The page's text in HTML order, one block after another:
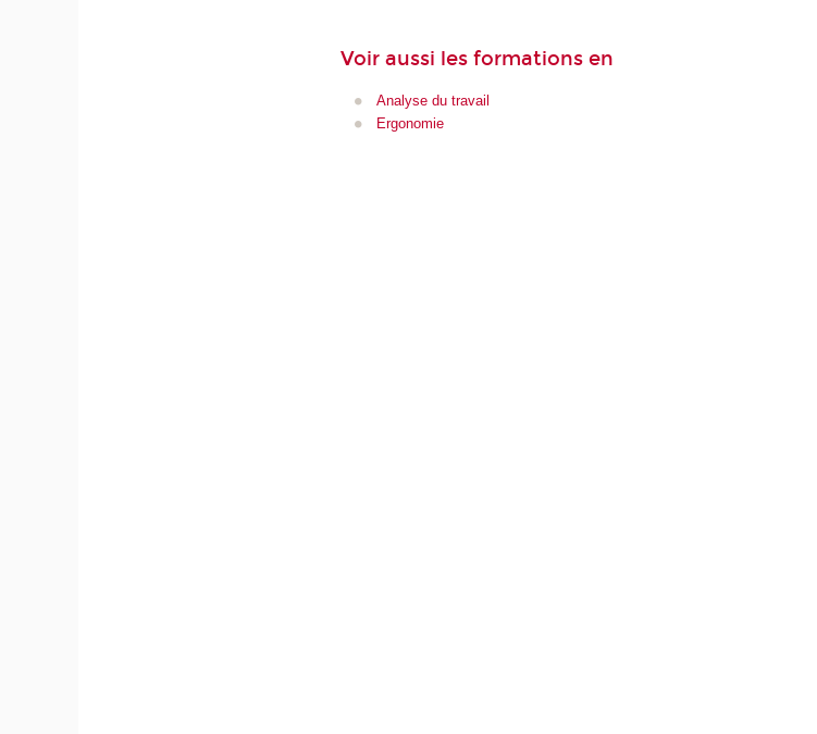
Voir aussi les formations en
Analyse du travail
Ergonomie